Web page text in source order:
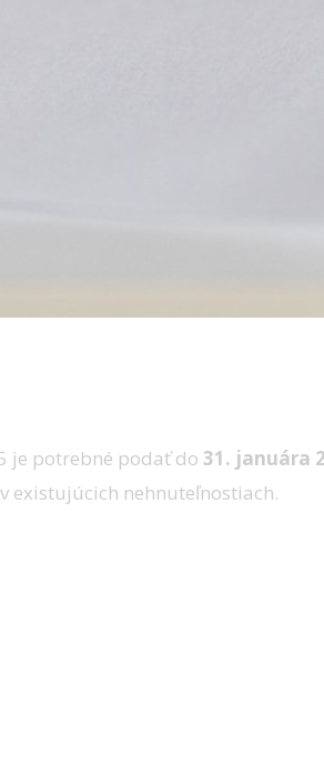
je potrebné podať do 31. januára
existujúcich nehnuteľnostiach.